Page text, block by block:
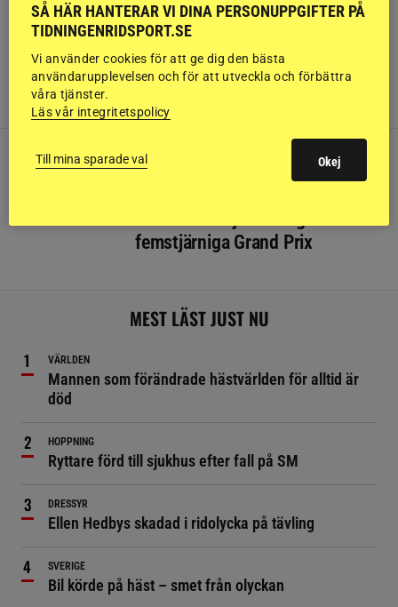
HOPPNING
Världsettan hoppade hem Rolex
Grand Prix – Peder Fredricson
placerad
femstjärniga Grand Prix
MEST LÄST JUST NU
VÄRLDEN
Mannen som förändrade hästvärlden för alltid är
död
HOPPNING
Ryttare förd till sjukhus efter fall på SM
DRESSYR
Ellen Hedbys skadad i ridolycka på tävling
SVERIGE
Bil körde på häst – smet från olyckan
SÅ HÄR HANTERAR VI DINA PERSONUPPGIFTER PÅ
TIDNINGENRIDSPORT.SE
Vi använder cookies för att ge dig den bästa
användarupplevelsen och för att utveckla och förbättra
våra tjänster.
Läs vår integritetspolicy
Till mina sparade val Okej